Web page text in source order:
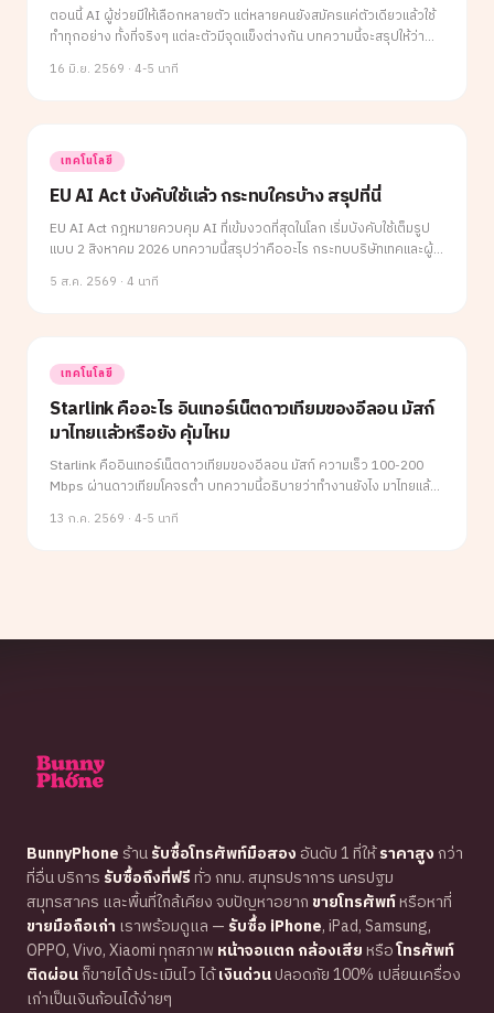
ตอนนี้ AI ผู้ช่วยมีให้เลือกหลายตัว แต่หลายคนยังสมัครแค่ตัวเดียวแล้วใช้
ทำทุกอย่าง ทั้งที่จริงๆ แต่ละตัวมีจุดแข็งต่างกัน บทความนี้จะสรุปให้ว่า
ควรเลือกตัวไหน ใช้กับงานแบบไหน
16 มิ.ย. 2569 · 4-5 นาที
เทคโนโลยี
EU AI Act บังคับใช้แล้ว กระทบใครบ้าง สรุปที่นี่
EU AI Act กฎหมายควบคุม AI ที่เข้มงวดที่สุดในโลก เริ่มบังคับใช้เต็มรูป
แบบ 2 สิงหาคม 2026 บทความนี้สรุปว่าคืออะไร กระทบบริษัทเทคและผู้ใช้
งานทั่วโลกอย่างไร พร้อมเทรนด์ AI อื่นที่มาพร้อมกันในปีนี้ ทั้ง AI Agent
และ Sovereign AI
5 ส.ค. 2569 · 4 นาที
เทคโนโลยี
Starlink คืออะไร อินเทอร์เน็ตดาวเทียมของอีลอน มัสก์
มาไทยแล้วหรือยัง คุ้มไหม
Starlink คืออินเทอร์เน็ตดาวเทียมของอีลอน มัสก์ ความเร็ว 100-200
Mbps ผ่านดาวเทียมโคจรต่ำ บทความนี้อธิบายว่าทำงานยังไง มาไทยแล้ว
หรือยัง ราคาเท่าไหร่ คุ้มไหมสำหรับคนไทย พร้อมเทคโนโลยีใหม่ที่ให้มือถือ
เชื่อมดาวเทียมได้โดยตรง
13 ก.ค. 2569 · 4-5 นาที
BunnyPhoneร้านรับซื้อโทรศัพท์มือสอง อันดับ 1 ที่ให้ราคาสูงกว่า
ที่อื่น บริการ รับซื้อถึงที่ฟรีทั่ว กทม. สมุทรปราการ นครปฐม
สมุทรสาคร และพื้นที่ใกล้เคียง จบปัญหาอยาก ขายโทรศัพท์หรือหาที่
ขายมือถือเก่า เราพร้อมดูแล — รับซื้อ iPhone, iPad, Samsung,
OPPO, Vivo, Xiaomi ทุกสภาพ หน้าจอแตก กล้องเสียหรือโทรศัพท์
ติดผ่อนก็ขายได้ ประเมินไว ได้เงินด่วนปลอดภัย 100% เปลี่ยนเครื่อง
เก่าเป็นเงินก้อนได้ง่ายๆ